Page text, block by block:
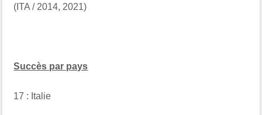
(ITA / 2014, 2021)
Succès par pays
17 : Italie